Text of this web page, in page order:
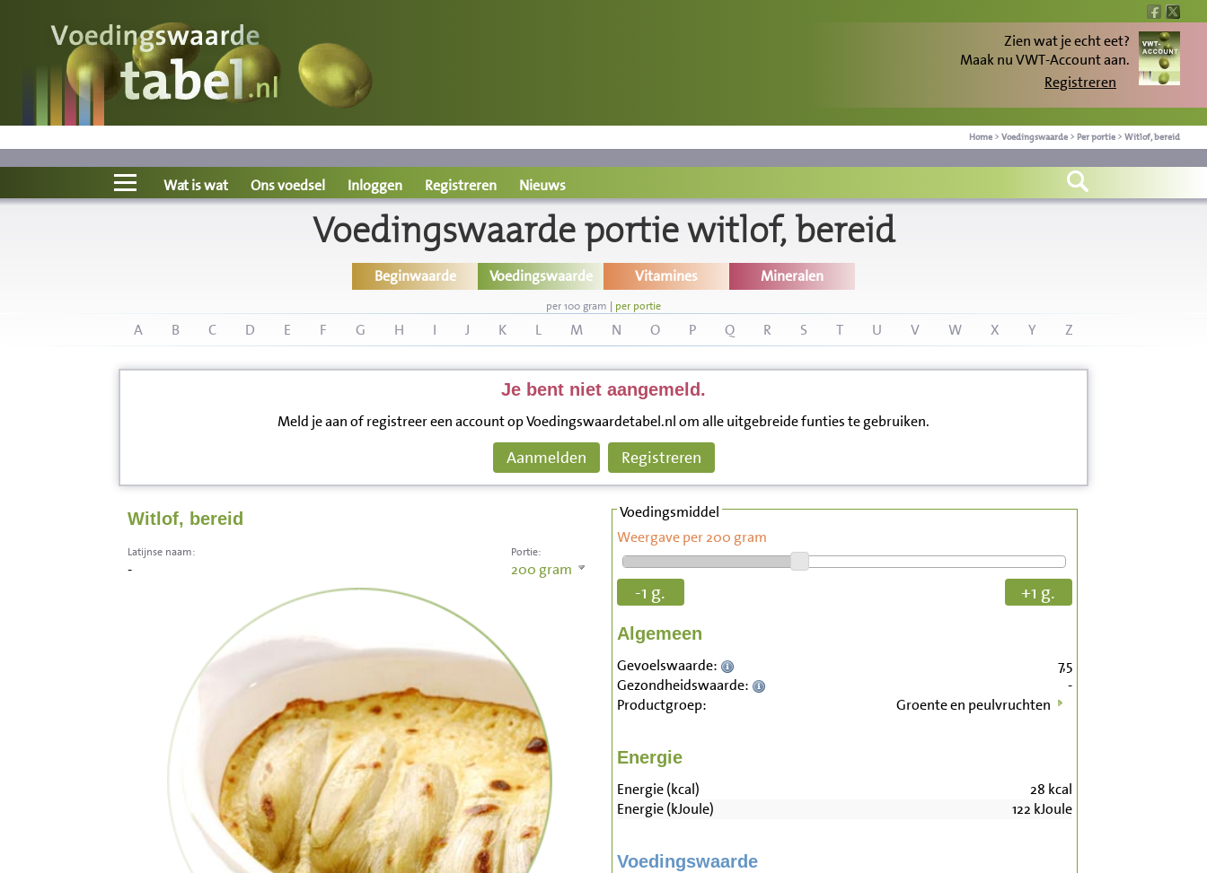
Zien wat je echt eet?
Maak nu VWT-Account aan.
Registreren
Home > Voedingswaarde > Per portie > Witlof, bereid
Voedingswaarde
Wat is wat?
Ons voedsel
Wat is wat Ons voedsel Inloggen Registreren Nieuws
Voedingswaarde portie witlof, bereid
Beginwaarde Voedingswaarde Vitamines Mineralen
per 100 gram | per portie
A B C D E F G H I J K L M N O P Q R S T U V W X Y Z
Je bent niet aangemeld.
Meld je aan of registreer een account op Voedingswaardetabel.nl om alle uitgebreide funties te gebruiken.
Aanmelden Registreren
Witlof, bereid
Portie:
200 gram
Latijnse naam:
-
Voedingsmiddel
Weergave per 200 gram
-1 g. +1 g.
Algemeen
Gevoelswaarde:
7,5
Gezondheidswaarde:
-
Productgroep:
Groente en peulvruchten
Energie
Energie (kcal) 28 kcal
Energie (kJoule)
122 kJoule
Voedingswaarde